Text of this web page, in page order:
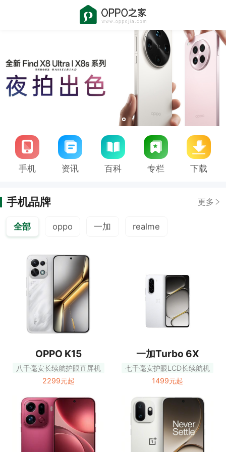
手机 资讯 百科 专栏 下载
手机品牌 更多
全部 oppo 一加 realme
OPPO K15
八千毫安长续航护眼直屏机
2299元起
一加Turbo 6X
七千毫安护眼LCD长续航机
1499元起